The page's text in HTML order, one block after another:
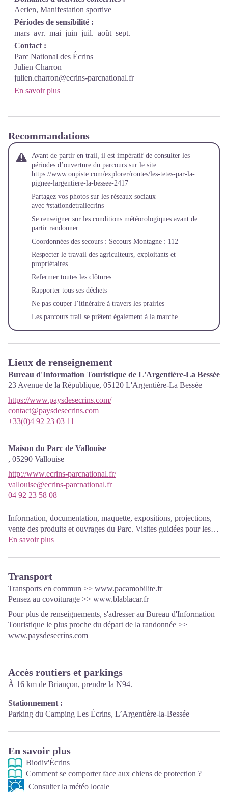
Aerien, Manifestation sportive
Périodes de sensibilité :
mars avr. mai juin juil. août sept.
Contact :
Parc National des Écrins
Julien Charron
julien.charron@ecrins-parcnational.fr
En savoir plus
Recommandations
Avant de partir en trail, il est impératif de consulter les
périodes d’ouverture du parcours sur le site :
https://www.onpiste.com/explorer/routes/les-tetes-par-la-
pignee-largentiere-la-bessee-2417
Partagez vos photos sur les réseaux sociaux
avec #stationdetrailecrins
Se renseigner sur les conditions météorologiques avant de
partir randonner.
Coordonnées des secours : Secours Montagne : 112
Respecter le travail des agriculteurs, exploitants et
propriétaires
Refermer toutes les clôtures
Rapporter tous ses déchets
Ne pas couper l’itinéraire à travers les prairies
Les parcours trail se prêtent également à la marche
Lieux de renseignement
Bureau d'Information Touristique de L'Argentière-La Bessée
23 Avenue de la République, 05120 L'Argentière-La Bessée
https://www.paysdesecrins.com/
contact@paysdesecrins.com
+33(0)4 92 23 03 11
Maison du Parc de Vallouise
, 05290 Vallouise
http://www.ecrins-parcnational.fr/
vallouise@ecrins-parcnational.fr
04 92 23 58 08
Information, documentation, maquette, expositions, projections,
vente des produits et ouvrages du Parc. Visites guidées pour les
scolaires, réservation obligatoire. La nouvelle Maison du parc a
territoire et de ses patrimoines. Un espace d'exposition temporaire
permettra une offre renouvelée. Enfin,le dispositif est complété
par une salle audiovisuelle permettant d'organiser projections et
conférences Entrée libre. Toutes les animations du Parc sont
gratuites sauf mention contraire.
En savoir plus
Transport
Transports en commun >> www.pacamobilite.fr
Pensez au covoiturage >> www.blablacar.fr
Pour plus de renseignements, s'adresser au Bureau d'Information
Touristique le plus proche du départ de la randonnée >>
www.paysdesecrins.com
Accès routiers et parkings
À 16 km de Briançon, prendre la N94.
Stationnement :
Parking du Camping Les Écrins, L’Argentière-la-Bessée
En savoir plus
Biodiv'Écrins
Comment se comporter face aux chiens de protection ?
Consulter la météo locale